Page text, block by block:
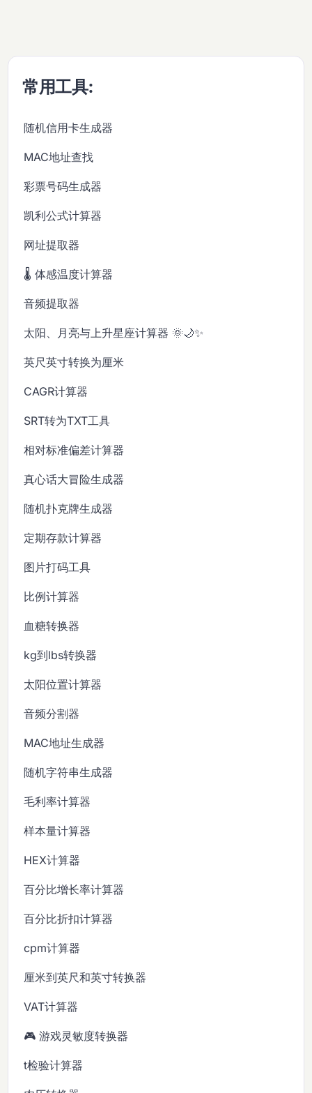
常用工具:
随机信用卡生成器
MAC地址查找
彩票号码生成器
凯利公式计算器
网址提取器
🌡️ 体感温度计算器
音频提取器
太阳、月亮与上升星座计算器 🌞🌙✨
英尺英寸转换为厘米
CAGR计算器
SRT转为TXT工具
相对标准偏差计算器
真心话大冒险生成器
随机扑克牌生成器
定期存款计算器
图片打码工具
比例计算器
血糖转换器
kg到lbs转换器
太阳位置计算器
音频分割器
MAC地址生成器
随机字符串生成器
毛利率计算器
样本量计算器
HEX计算器
百分比增长率计算器
百分比折扣计算器
cpm计算器
厘米到英尺和英寸转换器
VAT计算器
🎮 游戏灵敏度转换器
t检验计算器